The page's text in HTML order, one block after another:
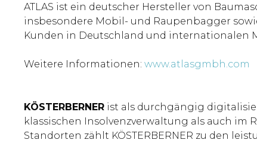
ATLAS ist ein deutscher Hersteller von
insbesondere Mobil- und Raupenbagger
Kunden in Deutschland und internationalen
Weitere Informationen: www.atlasgmbh.com
KÖSTERBERNER ist als durchgängig
klassischen Insolvenzverwaltung als auch im
Standorten zählt KÖSTERBERNER zu den